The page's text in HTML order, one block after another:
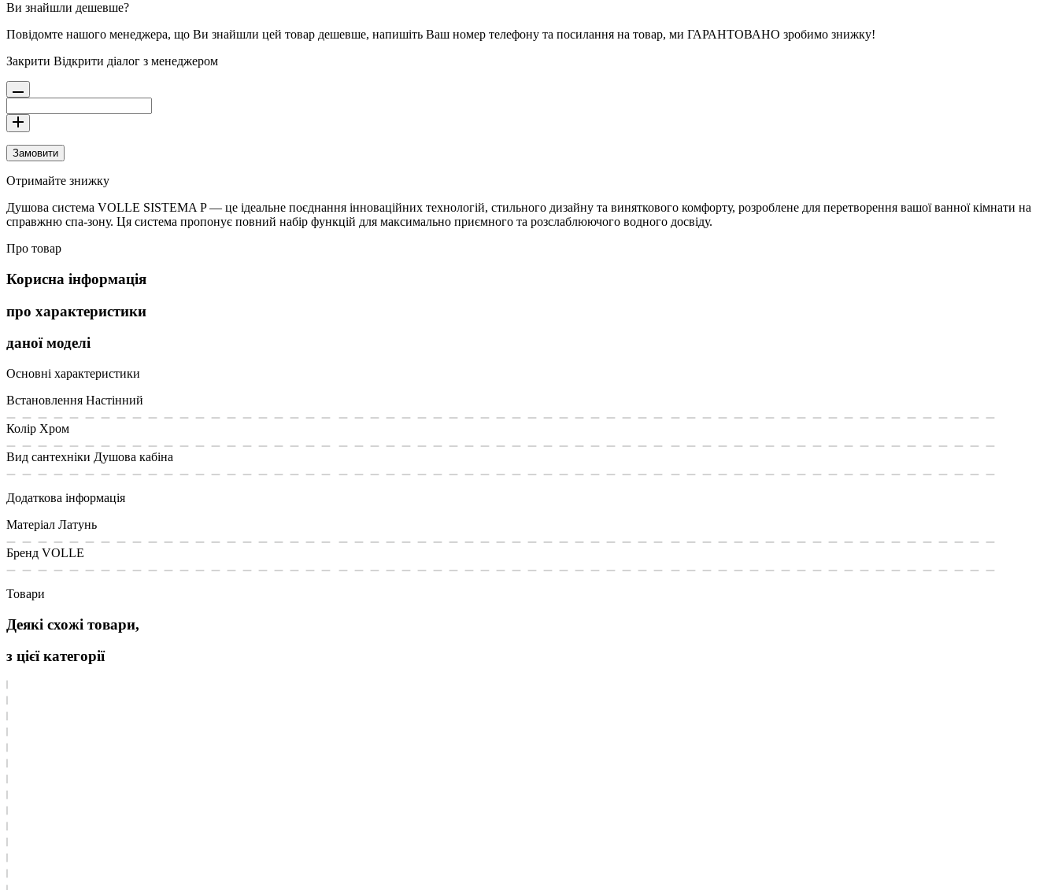
Ви знайшли дешевше?
Повідомте нашого менеджера, що Ви знайшли цей товар дешевше, напишіть Ваш номер телефону та посилання на товар, ми ГАРАНТОВАНО зробимо знижку!
Закрити Відкрити діалог з менеджером
Замовити
Отримайте знижку
Душова система VOLLE SISTEMA P — це ідеальне поєднання інноваційних технологій, стильного дизайну та виняткового комфорту, розроблене для перетворення вашої ванної кімнати на
справжню спа-зону. Ця система пропонує повний набір функцій для максимально приємного та розслаблюючого водного досвіду.
Про товар
Корисна інформація
про характеристики
даної моделі
Основні характеристики
Встановлення Настінний
Колір Хром
Вид сантехніки Душова кабіна
Додаткова інформація
Матеріал Латунь
Бренд VOLLE
Товари
Деякі схожі товари,
з цієї категорії